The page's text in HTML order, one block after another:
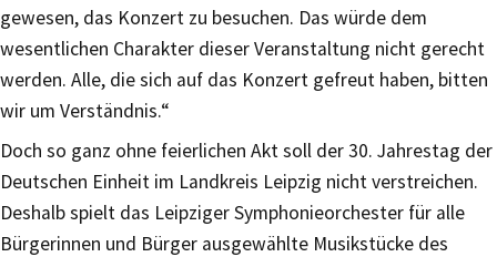
gewesen, das Konzert zu besuchen. Das würde dem
wesentlichen Charakter dieser Veranstaltung nicht gerecht
werden. Alle, die sich auf das Konzert gefreut haben, bitten
wir um Verständnis.“
Doch so ganz ohne feierlichen Akt soll der 30. Jahrestag der
Deutschen Einheit im Landkreis Leipzig nicht verstreichen.
Deshalb spielt das Leipziger Symphonieorchester für alle
Bürgerinnen und Bürger ausgewählte Musikstücke des